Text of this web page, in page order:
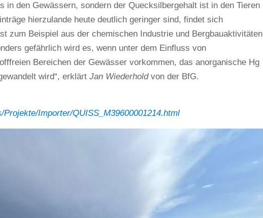
in den Gewässern, sondern der Quecksilbergehalt ist in den Tieren
hierzulande heute deutlich geringer sind, findet sich
zum Beispiel aus der chemischen Industrie und Bergbauaktivitäten
gefährlich wird es, wenn unter dem Einfluss von
Bereichen der Gewässer vorkommen, das anorganische Hg
wird“, erklärt Jan Wiederholdvon der BfG.
Importer/QUISS_M39600001214.html